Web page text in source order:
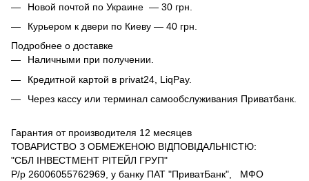
Новой почтой по Украине — 30 грн.
Курьером к двери по Киеву — 40 грн.
Подробнее о доставке
Наличными при получении.
Кредитной картой в privat24, LiqPay.
Через кассу или терминал самообслуживания Приватбанк.
Гарантия от производителя 12 месяцев
ТОВАРИСТВО З ОБМЕЖЕНОЮ ВІДПОВІДАЛЬНІСТЮ:
"СБЛ ІНВЕСТМЕНТ РІТЕЙЛ ГРУП"
Р/р 26006055762969, у банку ПАТ "ПриватБанк", МФО